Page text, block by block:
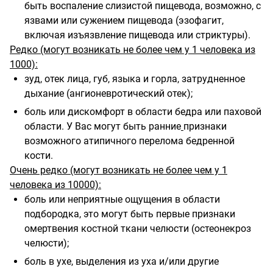
быть воспаление слизистой пищевода, возможно, с
язвами или сужением пищевода (эзофагит,
включая изъязвление пищевода или стриктуры).
Редко (могут возникать не более чем у 1 человека из
1000):
зуд, отек лица, губ, языка и горла, затрудненное
дыхание (ангионевротический отек);
боль или дискомфорт в области бедра или паховой
области. У Вас могут быть ранние признаки
возможного атипичного перелома бедренной
кости.
Очень редко (могут возникать не более чем у 1
человека из 10000):
боль или неприятные ощущения в области
подбородка, это могут быть первые признаки
омертвения костной ткани челюсти (остеонекроз
челюсти);
боль в ухе, выделения из уха и/или другие